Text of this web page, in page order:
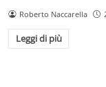
Roberto Naccarella
Leggi di più